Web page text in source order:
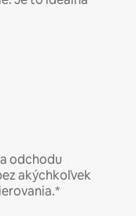
odchodu
akýchkoľvek